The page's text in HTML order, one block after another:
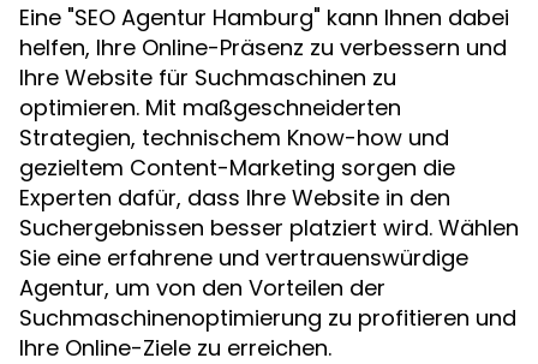
Eine "SEO Agentur Hamburg" kann Ihnen dabei
helfen, Ihre Online-Präsenz zu verbessern und
Ihre Website für Suchmaschinen zu
optimieren. Mit maßgeschneiderten
Strategien, technischem Know-how und
gezieltem Content-Marketing sorgen die
Experten dafür, dass Ihre Website in den
Suchergebnissen besser platziert wird. Wählen
Sie eine erfahrene und vertrauenswürdige
Agentur, um von den Vorteilen der
Suchmaschinenoptimierung zu profitieren und
Ihre Online-Ziele zu erreichen.